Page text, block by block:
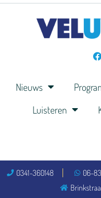
Nieuws
Luisteren
0341-360148 06-